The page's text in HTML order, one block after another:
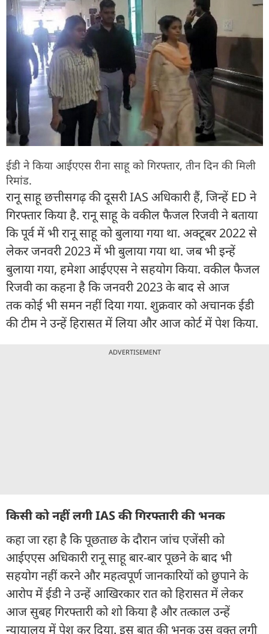
ईडी ने किया आईएएस रीना साहू को गिरफ्तार, तीन दिन की मिली
रिमांड.
रानू साहू छत्तीसगढ़ की दूसरी IAS अधिकारी हैं, जिन्हें ED ने
गिरफ्तार किया है. रानू साहू के वकील फैजल रिजवी ने बताया
कि पूर्व में भी रानू साहू को बुलाया गया था. अक्टूबर 2022 से
लेकर जनवरी 2023 में भी बुलाया गया था. जब भी इन्हें
बुलाया गया, हमेशा आईएएस ने सहयोग किया. वकील फैजल
रिजवी का कहना है कि जनवरी 2023 के बाद से आज
तक कोई भी समन नहीं दिया गया. शुक्रवार को अचानक ईडी
की टीम ने उन्हें हिरासत में लिया और आज कोर्ट में पेश किया.
ADVERTISEMENT
किसी को नहीं लगी IAS की गिरफ्तारी की भनक
कहा जा रहा है कि पूछताछ के दौरान जांच एजेंसी को
आईएएस अधिकारी रानू साहू बार-बार पूछने के बाद भी
सहयोग नहीं करने और महत्वपूर्ण जानकारियों को छुपाने के
आरोप में ईडी ने उन्हें आखिरकार रात को हिरासत में लेकर
आज सुबह गिरफ्तारी को शो किया है और तत्काल उन्हें
न्यायालय में पेश कर दिया. इस बात की भनक उस वक्त लगी